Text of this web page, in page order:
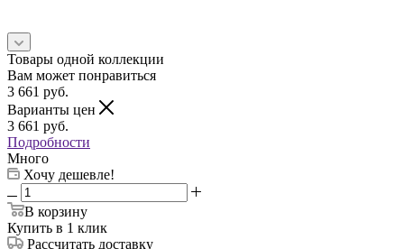
Товары одной коллекции
Вам может понравиться
3 661 руб.
Варианты цен
3 661 руб.
Подробности
Много
Хочу дешевле!
В корзину
Купить в 1 клик
Рассчитать доставку